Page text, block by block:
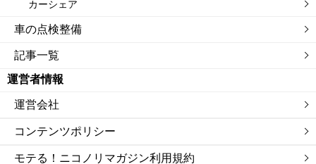
カーシェア
車の点検整備
記事一覧
運営者情報
運営会社
コンテンツポリシー
モテる！ニコノリマガジン利用規約